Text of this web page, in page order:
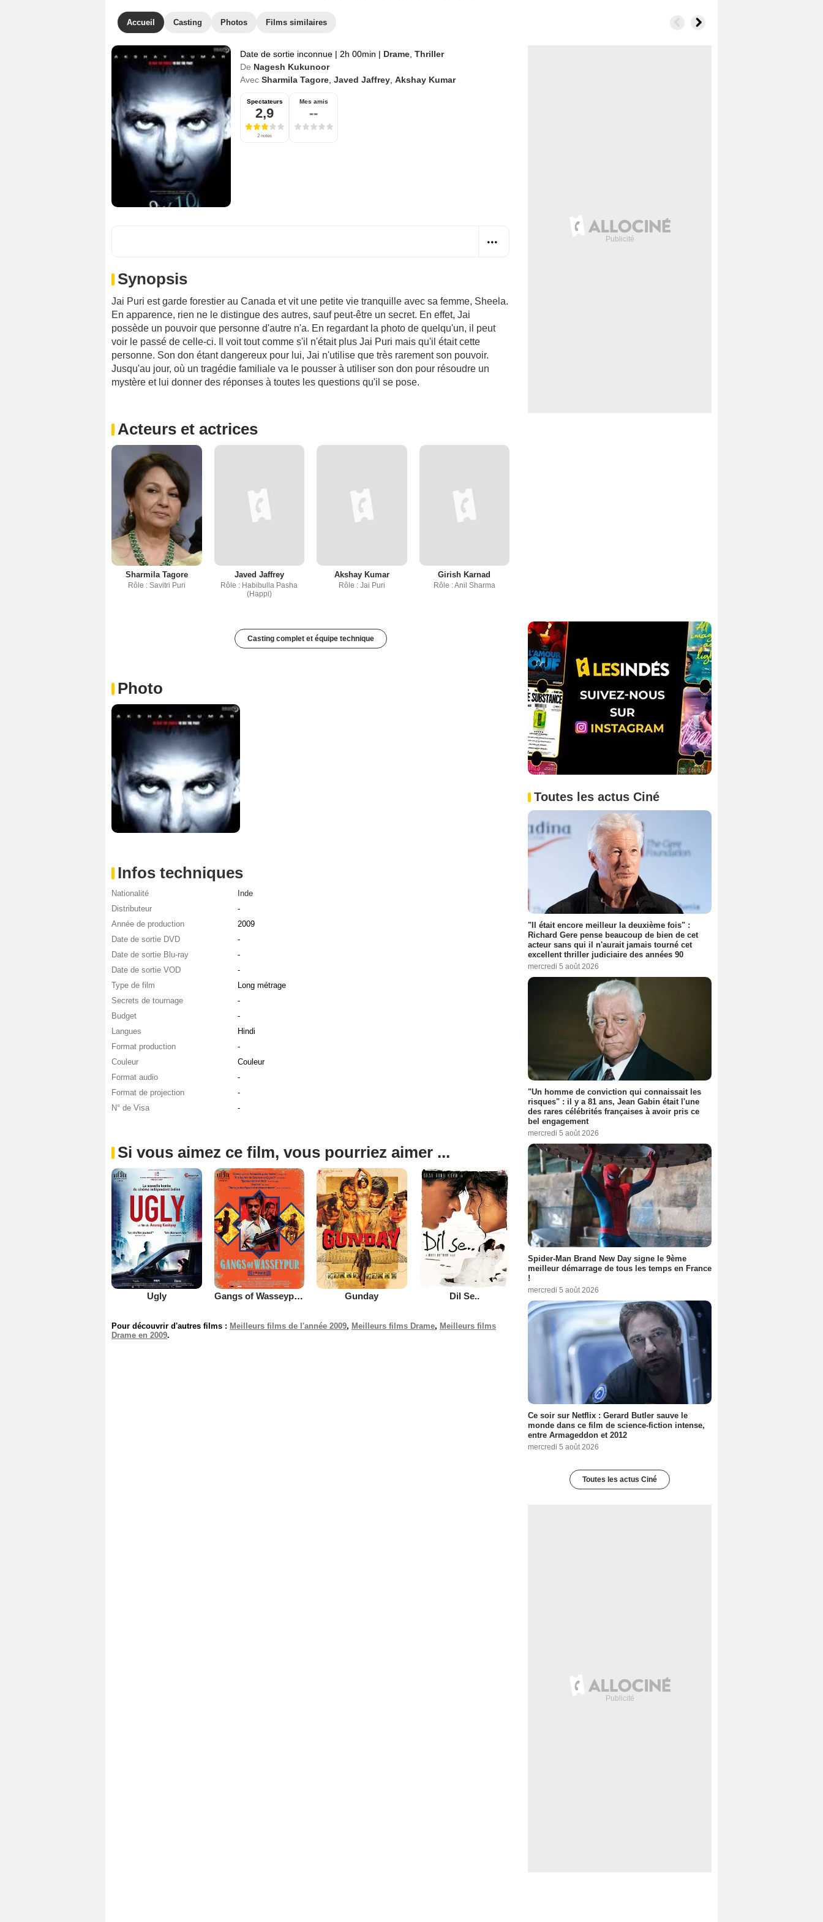
Accueil Casting Photos Films similaires
Date de sortie inconnue | 2h 00min | Drame Thriller
De Nagesh Kukunoor
Avec Sharmila Tagore Javed Jaffrey Akshay Kumar
Spectateurs
2,9
2 notes
Mes amis
--
Synopsis
Jai Puri est garde forestier au Canada et vit une petite vie tranquille avec sa femme, Sheela.
En apparence, rien ne le distingue des autres, sauf peut-être un secret. En effet, Jai
possède un pouvoir que personne d'autre n'a. En regardant la photo de quelqu'un, il peut
voir le passé de celle-ci. Il voit tout comme s'il n'était plus Jai Puri mais qu'il était cette
personne. Son don étant dangereux pour lui, Jai n'utilise que très rarement son pouvoir.
Jusqu'au jour, où un tragédie familiale va le pousser à utiliser son don pour résoudre un
mystère et lui donner des réponses à toutes les questions qu'il se pose.
Acteurs et actrices
Sharmila Tagore
Rôle : Savitri Puri
Javed Jaffrey
Rôle : Habibulla Pasha
(Happi)
Akshay Kumar
Rôle : Jai Puri
Girish Karnad
Rôle : Anil Sharma
Casting complet et équipe technique
Photo
Infos techniques
Nationalité
Inde
Distributeur
-
Année de production
2009
Date de sortie DVD
-
Date de sortie Blu-ray
-
Date de sortie VOD
-
Type de film
Long métrage
Secrets de tournage
-
Budget
-
Langues
Hindi
Format production
-
Couleur
Couleur
Format audio
-
Format de projection
-
N° de Visa
-
Si vous aimez ce film, vous pourriez aimer ...
Ugly Gangs of Wasseypur - Part 2 Gunday Dil Se..
Pour découvrir d'autres films : Meilleurs films de l'année 2009, Meilleurs films Drame, Meilleurs films
Drame en 2009.
Toutes les actus Ciné
"Il était encore meilleur la deuxième fois" :
Richard Gere pense beaucoup de bien de cet
acteur sans qui il n'aurait jamais tourné cet
excellent thriller judiciaire des années 90
mercredi 5 août 2026
"Un homme de conviction qui connaissait les
risques" : il y a 81 ans, Jean Gabin était l'une
des rares célébrités françaises à avoir pris ce
bel engagement
mercredi 5 août 2026
Spider-Man Brand New Day signe le 9ème
meilleur démarrage de tous les temps en France
!
mercredi 5 août 2026
Ce soir sur Netflix : Gerard Butler sauve le
monde dans ce film de science-fiction intense,
entre Armageddon et 2012
mercredi 5 août 2026
Toutes les actus Ciné